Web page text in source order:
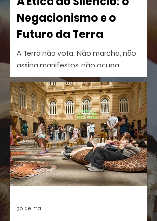
Negacionismo e o
Futuro da Terra
A Terra não vota. Não marcha, não
assina manifestos, não ocupa
palanques. Talvez por isso seja tão fácil
esquecê-la.
30 de mai.